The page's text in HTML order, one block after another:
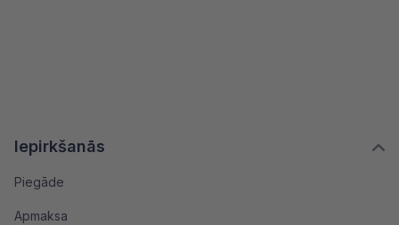
Iepirkšanās
Piegāde
Apmaksa